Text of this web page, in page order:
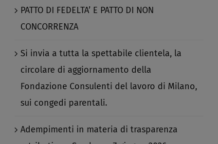
PATTO DI FEDELTA’ E PATTO DI NON
CONCORRENZA​
Si invia a tutta la spettabile clientela, la
circolare di aggiornamento della
Fondazione Consulenti del lavoro di Milano,
sui congedi parentali.​
Adempimenti in materia di trasparenza